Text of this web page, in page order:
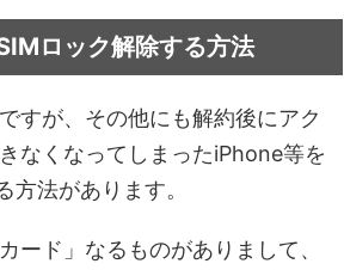
ロック解除する方法
すが、その他にも解約後にアク
なくなってしまったiPhone等を
方法があります。
ード」なるものがありまして、